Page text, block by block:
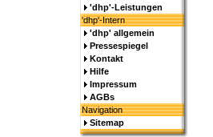
'dhp'-Leistungen
'dhp'-Intern
'dhp' allgemein
Pressespiegel
Kontakt
Hilfe
Impressum
AGBs
Navigation
Sitemap